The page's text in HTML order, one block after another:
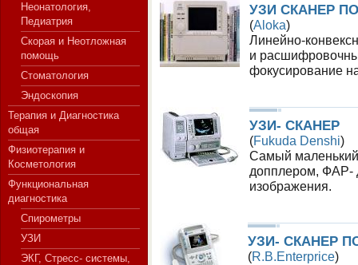
Неонатология,
Педиатрия
Скорая и Неотложная
помощь
Стоматология
Эндоскопия
Терапия и Диагностика
общая
Физиотерапия и
Косметология
Функциональная
диагностика
Спирометры
УЗИ
ЭКГ, Стресс- системы,
УЗИ СКАНЕР
(Aloka)
Линейно-
и
фокусирование
УЗИ- СКАНЕР
(Fukuda Denshi)
Самый
допплером, ФАР-
изображения.
УЗИ- СКАНЕР
(R.B.Enterprice)